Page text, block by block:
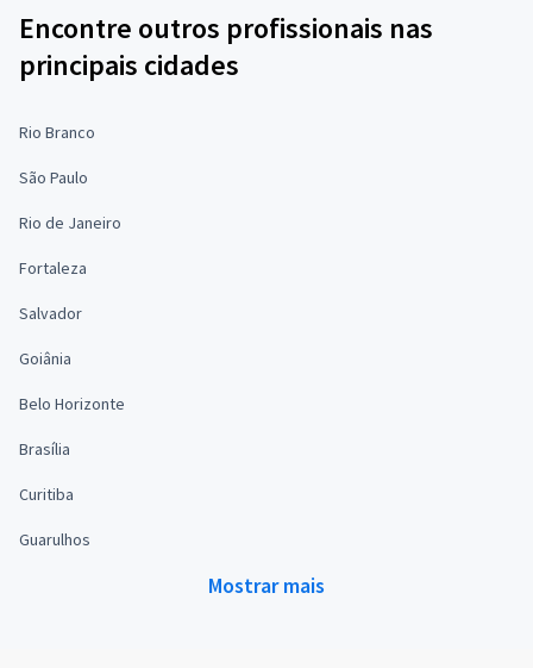
Encontre outros profissionais nas
principais cidades
Rio Branco
São Paulo
Rio de Janeiro
Fortaleza
Salvador
Goiânia
Belo Horizonte
Brasília
Curitiba
Guarulhos
Mostrar mais